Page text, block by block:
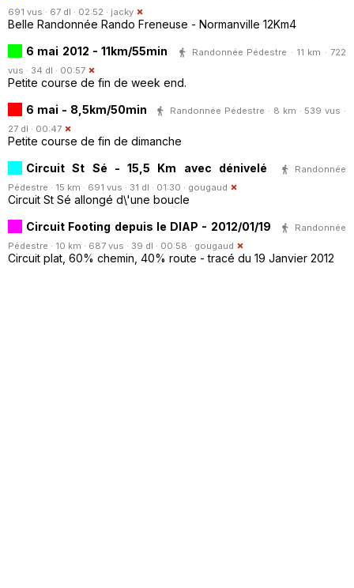
691 vus · 67 dl · 02:52 · jacky
Belle Randonnée Rando Freneuse - Normanville 12Km4
6 mai 2012 - 11km/55min
Randonnée Pédestre · 11 km · 722
vus · 34 dl · 00:57
Petite course de fin de week end.
6 mai - 8,5km/50min
Randonnée Pédestre · 8 km · 539 vus ·
27 dl · 00:47
Petite course de fin de dimanche
Circuit St Sé - 15,5 Km avec dénivelé
Randonnée
Pédestre · 15 km · 691 vus · 31 dl · 01:30 · gougaud
Circuit St Sé allongé d\'une boucle
Circuit Footing depuis le DIAP - 2012/01/19
Randonnée
Pédestre · 10 km · 687 vus · 39 dl · 00:58 · gougaud
Circuit plat, 60% chemin, 40% route - tracé du 19 Janvier 2012